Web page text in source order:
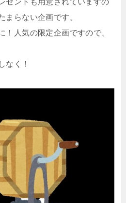
ゼントも用意されていますの
まらない企画です。
！人気の限定企画ですので、
なく！